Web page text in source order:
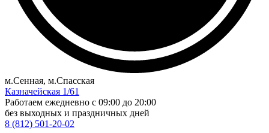
м.Сенная, м.Спасская
Казначейская 1/61
Работаем ежедневно c 09:00 до 20:00
без выходных и праздничных дней
8 (812) 501-20-02